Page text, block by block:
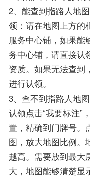
2、能查到指路人地
领：请在地图上方的
服务中心铺，如果能
务中心铺，请直接认
资质。如果无法查到
进行认领。
3、查不到指路人地
认领点击“我要标注”
置，精确到门牌号。
图，放大地图比例。
越高。需要放到最大
大，地图能够清楚显